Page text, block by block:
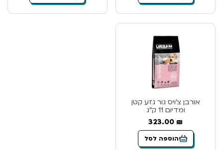
אורבן צ’ויס גור גזע קטן
ומדיום 11 ק”ג
323.00 ₪
הוספה לסל